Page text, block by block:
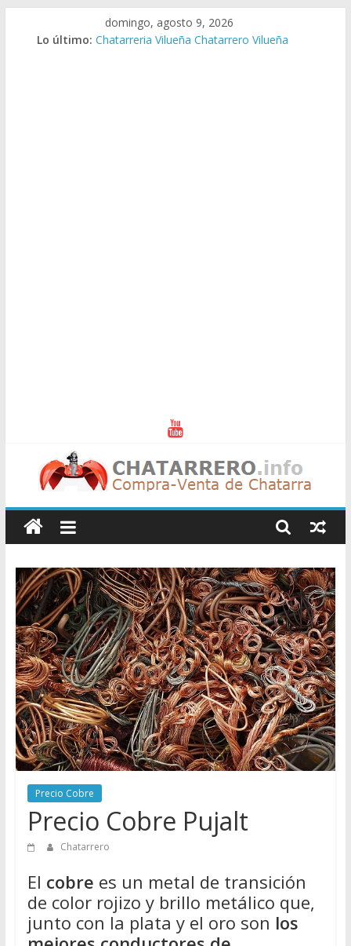
domingo, agosto 9, 2026
Lo último: Chatarreria Vilueña Chatarrero Vilueña
Chatarreros
–
Precio
de
Chatarra
Directorio
de
Chatarreros
para
vender
Chatarra
Precio Cobre
Precio Cobre Pujalt
Chatarrero
El cobre es un metal de transición
de color rojizo y brillo metálico que,
junto con la plata y el oro son los